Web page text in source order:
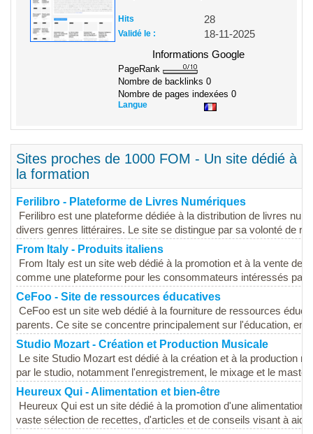
Hits 28
Validé le :
18-11-2025
Informations Google
PageRank
Nombre de backlinks 0
Nombre de pages indexées 0
Langue
Sites proches de 1000 FOM - Un site dédié à
la formation
Ferilibro - Plateforme de Livres Numériques
Ferilibro est une plateforme dédiée à la distribution de livres
divers genres littéraires. Le site se distingue par sa volonté de
From Italy - Produits italiens
From Italy est un site web dédié à la promotion et à la vente de
comme une plateforme pour les consommateurs intéressés par
CeFoo - Site de ressources éducatives
CeFoo est un site web dédié à la fourniture de ressources
parents. Ce site se concentre principalement sur l'éducation, en
Studio Mozart - Création et Production Musicale
Le site Studio Mozart est dédié à la création et à la production
par le studio, notamment l'enregistrement, le mixage et le
Heureux Qui - Alimentation et bien-être
Heureux Qui est un site dédié à la promotion d'une alimentation
vaste sélection de recettes, d'articles et de conseils visant à